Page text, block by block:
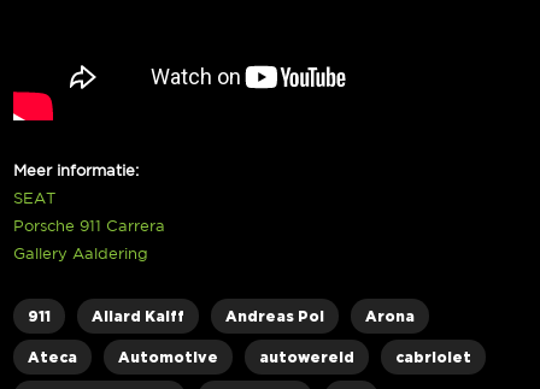
Meer informatie:
SEAT
Porsche 911 Carrera
Gallery Aaldering
911 Allard Kalff Andreas Pol Arona
Ateca Automotive autowereld cabriolet